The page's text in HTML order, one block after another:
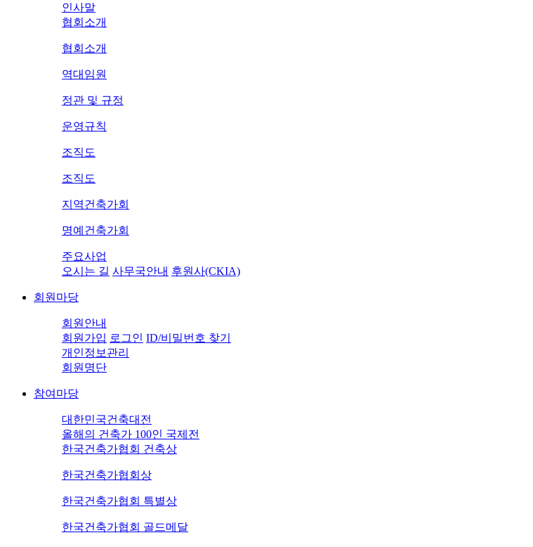
인사말
협회소개
협회소개
역대임원
정관 및 규정
운영규칙
조직도
조직도
지역건축가회
명예건축가회
주요사업
오시는 길 사무국안내 후원사(CKIA)
회원마당
회원안내
회원가입 로그인 ID/비밀번호 찾기
개인정보관리
회원명단
참여마당
대한민국건축대전
올해의 건축가 100인 국제전
한국건축가협회 건축상
한국건축가협회상
한국건축가협회 특별상
한국건축가협회 골드메달